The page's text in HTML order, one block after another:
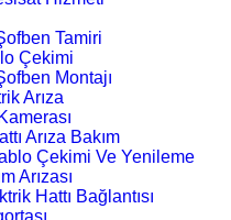
Tamiri
Çekimi
Montajı
Arıza
Arıza Bakım
Çekimi Ve Yenileme
Arızası
Hattı Bağlantısı